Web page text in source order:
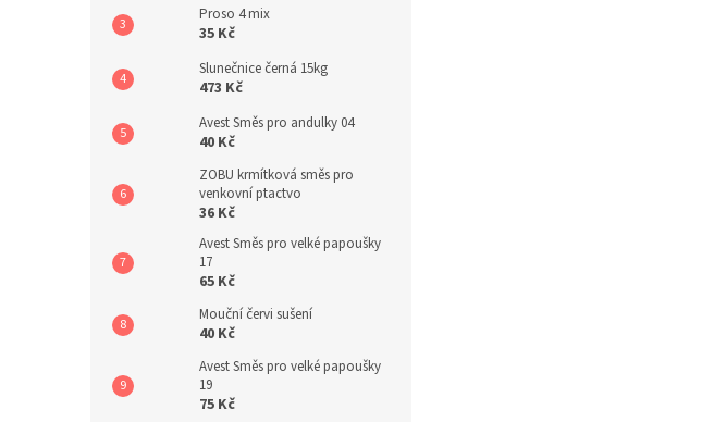
Proso 4 mix
35 Kč
Slunečnice černá 15kg
473 Kč
Avest Směs pro andulky 04
40 Kč
ZOBU krmítková směs pro
venkovní ptactvo
36 Kč
Avest Směs pro velké papoušky
17
65 Kč
Mouční červi sušení
40 Kč
Avest Směs pro velké papoušky
19
75 Kč